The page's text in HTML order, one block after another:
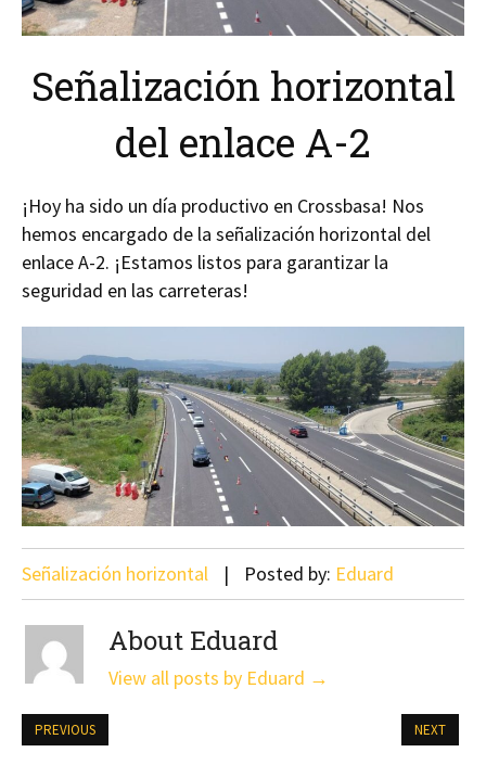
Señalización horizontal
del enlace A-2
¡Hoy ha sido un día productivo en Crossbasa! Nos
hemos encargado de la señalización horizontal del
enlace A-2. ¡Estamos listos para garantizar la
seguridad en las carreteras!
Señalización horizontal Posted by: Eduard
About Eduard
View all posts by Eduard →
PREVIOUS NEXT